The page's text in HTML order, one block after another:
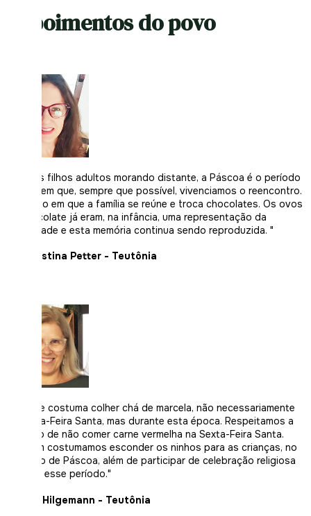
Depoimentos do povo
"Com os filhos adultos morando distante, a Páscoa é o período
do ano em que, sempre que possível, vivenciamos o reencontro.
Momento em que a família se reúne e troca chocolates. Os ovos
de chocolate já eram, na infância, uma representação da
afetividade e esta memória continua sendo reproduzida. "
Ana Cristina Petter - Teutônia
"A gente costuma colher chá de marcela, não necessariamente
na Sexta-Feira Santa, mas durante esta época. Respeitamos a
tradição de não comer carne vermelha na Sexta-Feira Santa.
Também costumamos esconder os ninhos para as crianças, no
domingo de Páscoa, além de participar de celebração religiosa
durante esse período."
Marion Hilgemann - Teutônia